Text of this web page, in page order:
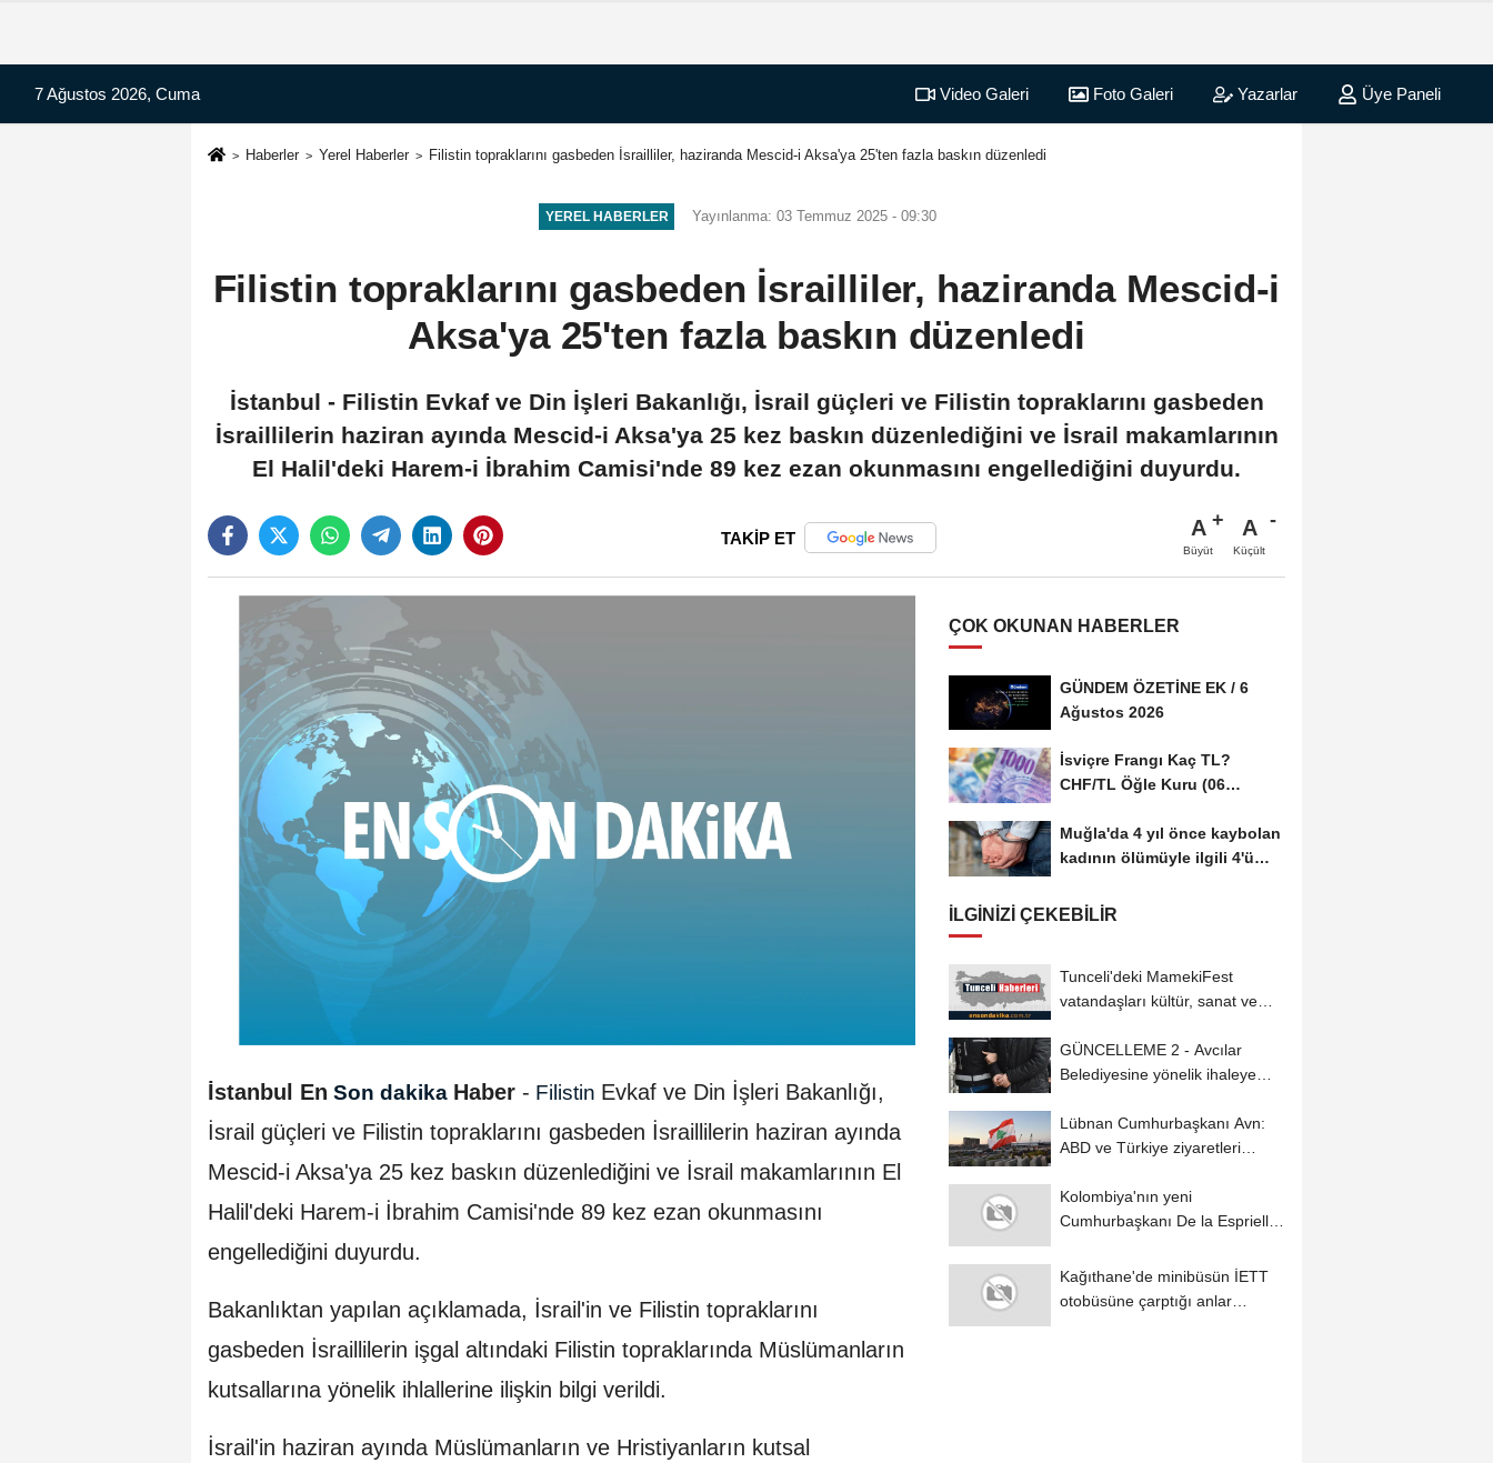
7 Ağustos 2026, Cuma Video Galeri Foto Galeri Yazarlar Üye Paneli
Haberler Yerel Haberler Filistin topraklarını gasbeden İsrailliler, haziranda Mescid-i Aksa'ya 25'ten fazla baskın düzenledi
YEREL HABERLER Yayınlanma: 03 Temmuz 2025 - 09:30
Filistin topraklarını gasbeden İsrailliler, haziranda Mescid-i
Aksa'ya 25'ten fazla baskın düzenledi
İstanbul - Filistin Evkaf ve Din İşleri Bakanlığı, İsrail güçleri ve Filistin topraklarını gasbeden
İsraillilerin haziran ayında Mescid-i Aksa'ya 25 kez baskın düzenlediğini ve İsrail makamlarının
El Halil'deki Harem-i İbrahim Camisi'nde 89 kez ezan okunmasını engellediğini duyurdu.
TAKİP ET A
Büyüt
A
Küçült
İstanbul En Son dakika Haber - Filistin Evkaf ve Din İşleri Bakanlığı,
İsrail güçleri ve Filistin topraklarını gasbeden İsraillilerin haziran ayında
Mescid-i Aksa'ya 25 kez baskın düzenlediğini ve İsrail makamlarının El
Halil'deki Harem-i İbrahim Camisi'nde 89 kez ezan okunmasını
engellediğini duyurdu.
Bakanlıktan yapılan açıklamada, İsrail'in ve Filistin topraklarını
gasbeden İsraillilerin işgal altındaki Filistin topraklarında Müslümanların
kutsallarına yönelik ihlallerine ilişkin bilgi verildi.
İsrail'in haziran ayında Müslümanların ve Hristiyanların kutsal
ÇOK OKUNAN HABERLER
GÜNDEM ÖZETİNE EK / 6
Ağustos 2026
İsviçre Frangı Kaç TL?
CHF/TL Öğle Kuru (06
Muğla'da 4 yıl önce kaybolan
kadının ölümüyle ilgili 4'ü
İLGINIZI ÇEKEBILIR
Tunceli'deki MamekiFest
vatandaşları kültür, sanat ve
GÜNCELLEME 2 - Avcılar
Belediyesine yönelik ihaleye
Lübnan Cumhurbaşkanı Avn:
ABD ve Türkiye ziyaretleri
Kolombiya'nın yeni
Cumhurbaşkanı De la Espriella,
Kağıthane'de minibüsün İETT
otobüsüne çarptığı anlar